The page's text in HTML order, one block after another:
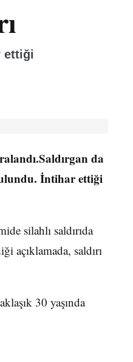
ettiği
da
İntihar ettiği
silahlı saldırıda
açıklamada, saldırı
30 yaşında